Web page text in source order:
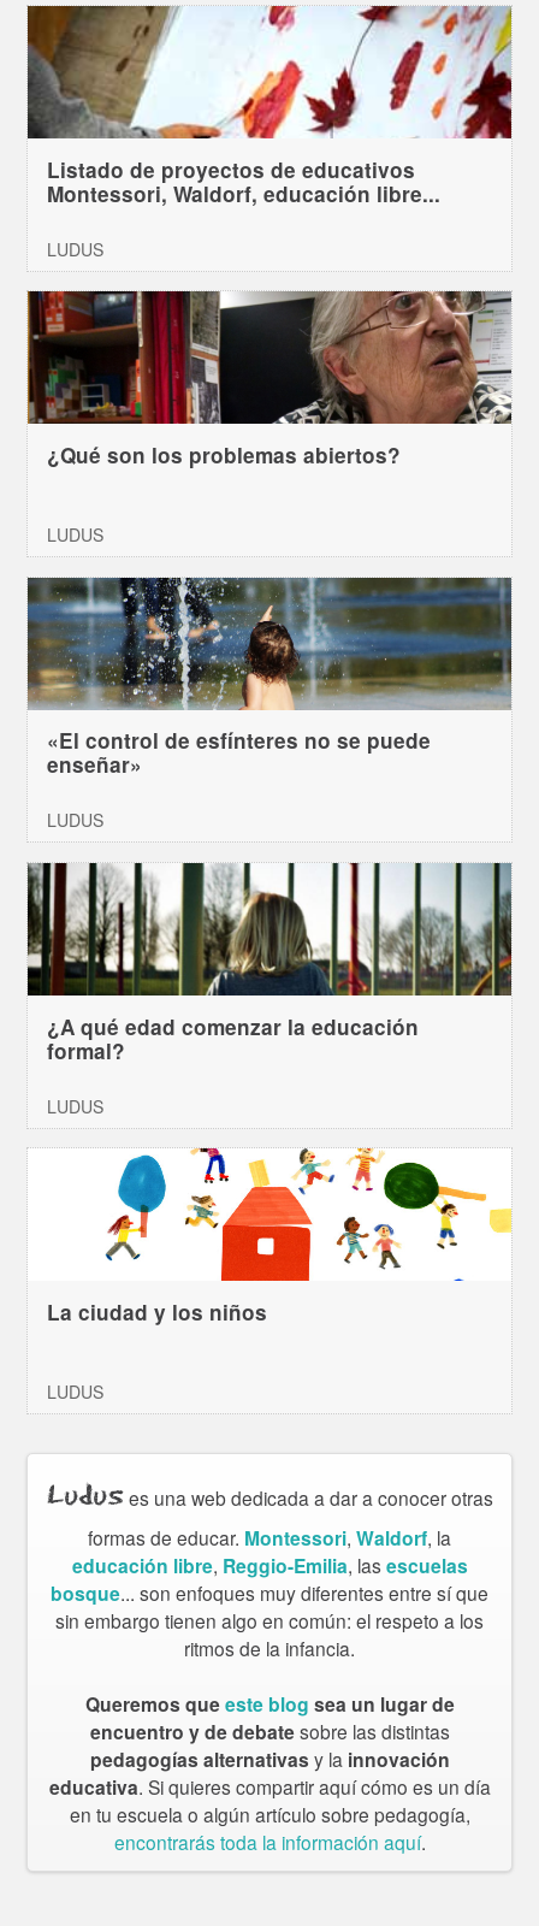
Listado de proyectos de educativos
Montessori, Waldorf, educación libre...
LUDUS
¿Qué son los problemas abiertos?
LUDUS
«El control de esfínteres no se puede
enseñar»
LUDUS
¿A qué edad comenzar la educación
formal?
LUDUS
La ciudad y los niños
LUDUS
Luduses una web dedicada a dar a conocer otras
formas de educar. Montessori, Waldorf, la
educación libre, Reggio-Emilia, las escuelas
bosque... son enfoques muy diferentes entre sí que
sin embargo tienen algo en común: el respeto a los
ritmos de la infancia.
Queremos queeste blog sea un lugar de
encuentro y de debatesobre las distintas
pedagogías alternativas y la innovación
educativa. Si quieres compartir aquí cómo es un día
en tu escuela o algún artículo sobre pedagogía,
encontrarás toda la información aquí.